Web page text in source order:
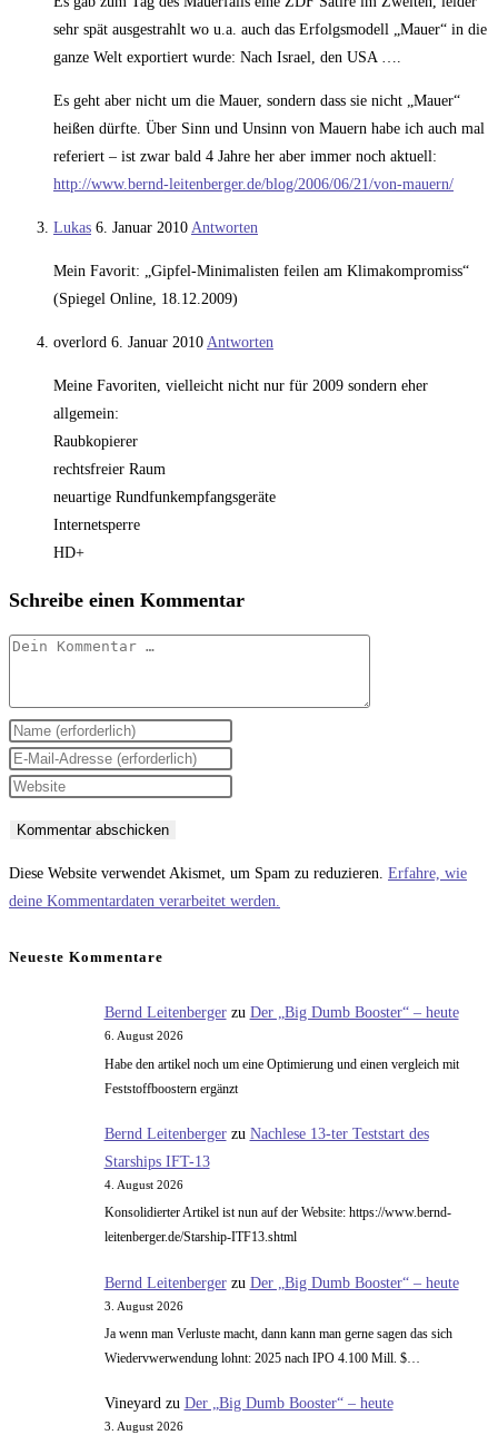
sehr spät ausgestrahlt wo u.a. auch das Erfolgsmodell „Mauer“ in die
ganze Welt exportiert wurde: Nach Israel, den USA ….
Es geht aber nicht um die Mauer, sondern dass sie nicht „Mauer“
heißen dürfte. Über Sinn und Unsinn von Mauern habe ich auch mal
referiert – ist zwar bald 4 Jahre her aber immer noch aktuell:
http://www.bernd-leitenberger.de/blog/2006/06/21/von-mauern/
Lukas 6. Januar 2010 Antworten
Mein Favorit: „Gipfel-Minimalisten feilen am Klimakompromiss“
(Spiegel Online, 18.12.2009)
overlord 6. Januar 2010 Antworten
Meine Favoriten, vielleicht nicht nur für 2009 sondern eher
allgemein:
Raubkopierer
rechtsfreier Raum
neuartige Rundfunkempfangsgeräte
Internetsperre
HD+
Schreibe einen Kommentar
Kommentar
Gib
deinen
Namen
zum
Kommentieren
Gib
deine
Adresse
zum
ein
Gib
URL
ein
Diese Website verwendet Akismet, um Spam zu reduzieren. Erfahre, wie
deine Kommentardaten verarbeitet werden.
Neueste Kommentare
Bernd Leitenbergerzu Der „Big Dumb Booster“ – heute
6. August 2026
Habe den artikel noch um eine Optimierung und einen vergleich mit
Feststoffboostern ergänzt
Bernd Leitenbergerzu Nachlese 13-ter Teststart des
Starships IFT-13
4. August 2026
Konsolidierter Artikel ist nun auf der Website: https://www.bernd-
leitenberger.de/Starship-ITF13.shtml
Bernd Leitenbergerzu Der „Big Dumb Booster“ – heute
3. August 2026
Ja wenn man Verluste macht, dann kann man gerne sagen das sich
Wiedervwerwendung lohnt: 2025 nach IPO 4.100 Mill. $…
Vineyardzu Der „Big Dumb Booster“ – heute
3. August 2026